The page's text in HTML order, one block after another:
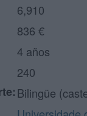
6,910
836 €
4 años
240
Bilingüe